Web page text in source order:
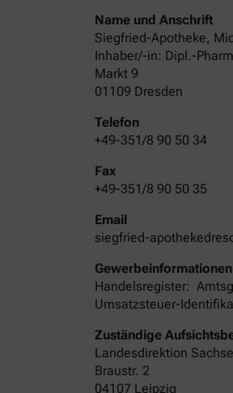
Name und Anschrift
Siegfried-Apotheke,
Inhaber/-in: Dipl.-
Markt 9
01109 Dresden
Telefon
+49-351/8 90 50 34
Fax
+49-351/8 90 50 35
Email
siegfried-
Gewerbeinformationen
Handelsregister:
Umsatzsteuer-
Zuständige
Landesdirektion
Braustr. 2
04107 Leipzig